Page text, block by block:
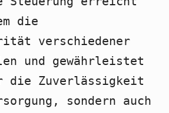
die
verschiedener
und gewährleistet
die Zuverlässigkeit
sondern auch